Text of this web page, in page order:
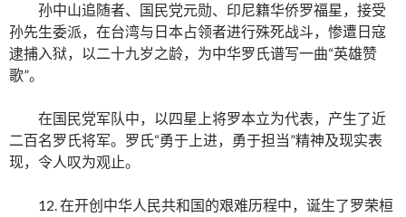
孙中山追随者、国民党元勋、印尼籍华侨罗福星，接受
孙先生委派，在台湾与日本占领者进行殊死战斗，惨遭日寇
逮捕入狱，以二十九岁之龄，为中华罗氏谱写一曲“英雄赞
歌”。
在国民党军队中，以四星上将罗本立为代表，产生了近
二百名罗氏将军。罗氏“勇于上进，勇于担当”精神及现实表
现，令人叹为观止。
12. 在开创中华人民共和国的艰难历程中，诞生了罗荣桓